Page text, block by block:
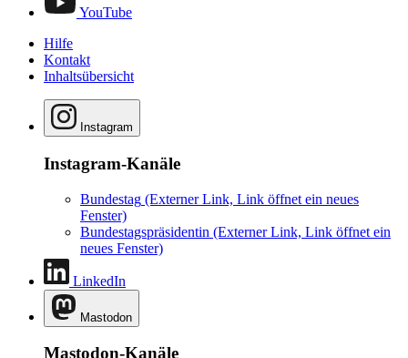
YouTube
Hilfe
Kontakt
Inhaltsübersicht
Instagram
Instagram-Kanäle
Bundestag (Externer Link, Link öffnet ein neues
Fenster)
Bundestagspräsidentin (Externer Link, Link öffnet ein
neues Fenster)
LinkedIn
Mastodon
Mastodon-Kanäle